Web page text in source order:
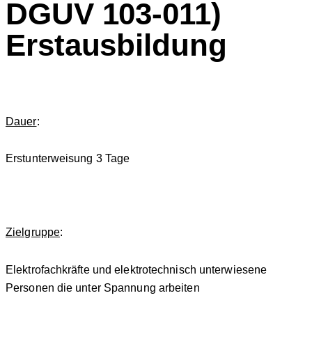
DGUV 103-011)
Erstausbildung
Dauer:
Erstunterweisung 3 Tage
Zielgruppe:
Elektrofachkräfte und elektrotechnisch unterwiesene
Personen die unter Spannung arbeiten